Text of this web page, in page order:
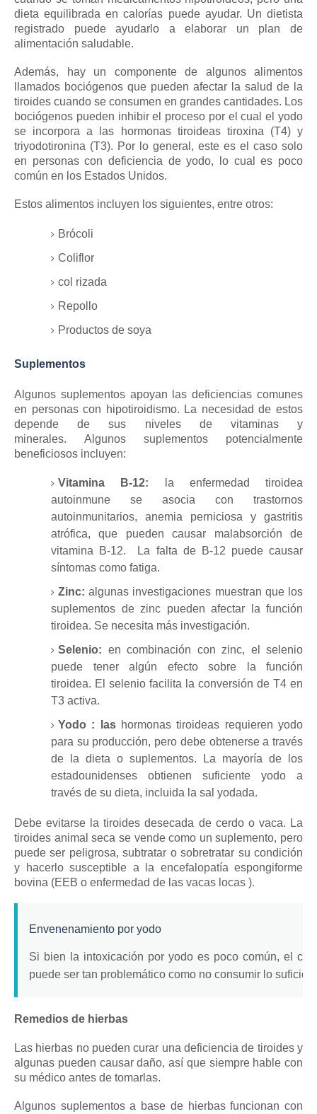
dieta equilibrada en calorías puede ayudar. Un dietista
registrado puede ayudarlo a elaborar un plan de
alimentación saludable.
Además, hay un componente de algunos alimentos
llamados bociógenos que pueden afectar la salud de la
tiroides cuando se consumen en grandes cantidades. Los
bociógenos pueden inhibir el proceso por el cual el yodo
se incorpora a las hormonas tiroideas tiroxina (T4) y
triyodotironina (T3). Por lo general, este es el caso solo
en personas con deficiencia de yodo, lo cual es poco
común en los Estados Unidos.
Estos alimentos incluyen los siguientes, entre otros:
Brócoli
Coliflor
col rizada
Repollo
Productos de soya
Suplementos
Algunos suplementos apoyan las deficiencias comunes
en personas con hipotiroidismo. La necesidad de estos
depende de sus niveles de vitaminas y
minerales. Algunos suplementos potencialmente
beneficiosos incluyen:
Vitamina B-12: la enfermedad tiroidea
autoinmune se asocia con trastornos
autoinmunitarios, anemia perniciosa y gastritis
atrófica, que pueden causar malabsorción de
vitamina B-12.
La falta de B-12 puede causar
síntomas como fatiga.
Zinc: algunas investigaciones muestran que los
suplementos de zinc pueden afectar la función
tiroidea. Se necesita más investigación.
Selenio: en combinación con zinc, el selenio
puede tener algún efecto sobre la función
tiroidea. El selenio facilita la conversión de T4 en
T3 activa.
Yodo : lashormonas tiroideas requieren yodo
para su producción, pero debe obtenerse a través
de la dieta o suplementos.
La mayoría de los
estadounidenses obtienen suficiente yodo a
través de su dieta, incluida la sal yodada.
Debe evitarse la tiroides desecada de cerdo o vaca. La
tiroides animal seca se vende como un suplemento, pero
puede ser peligrosa, subtratar o sobretratar su condición
y hacerlo susceptible a la encefalopatía espongiforme
bovina (EEB o enfermedad de las vacas locas ).
Envenenamiento por yodo
Si bien la intoxicación por yodo es poco común, el
puede ser tan problemático como no consumir lo
Remedios de hierbas
Las hierbas no pueden curar una deficiencia de tiroides y
algunas pueden causar daño, así que siempre hable con
su médico antes de tomarlas.
Algunos suplementos a base de hierbasfuncionan con